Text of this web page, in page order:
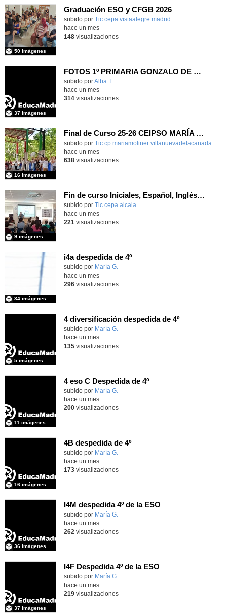
Graduación ESO y CFGB 2026
subido por Tic cepa vistaalegre madrid
50 imágenes
hace un mes
148visualizaciones
FOTOS 1º PRIMARIA GONZALO DE BERCEO
subido porAlba T.
37 imágenes
hace un mes
314visualizaciones
Final de Curso 25-26 CEIPSO MARÍA MOLINER
subido por Tic cp mariamoliner villanuevadelacanada
16 imágenes
hace un mes
638visualizaciones
Fin de curso Iniciales, Español, Inglés, Informática y Patrimonio
subido por Tic cepa alcala
9 imágenes
hace un mes
221 visualizaciones
i4a despedida de 4º
Contenido educativo.
subido por María G.
34 imágenes
hace un mes
296visualizaciones
4 diversificación despedida de 4º
Contenido educativo.
subido por María G.
5 imágenes
hace un mes
135visualizaciones
4 eso C Despedida de 4º
Contenido educativo.
subido por María G.
11 imágenes
hace un mes
200visualizaciones
4B despedida de 4º
Contenido educativo.
subido por María G.
16 imágenes
hace un mes
173visualizaciones
I4M despedida 4º de la ESO
subido por María G.
36 imágenes
hace un mes
262 visualizaciones
I4F Despedida 4º de la ESO
subido por María G.
37 imágenes
hace un mes
219visualizaciones